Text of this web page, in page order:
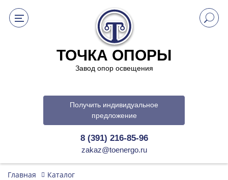
ТОЧКА ОПОРЫ
Завод опор освещения
Получить индивидуальное
предложение
8 (391) 216-85-96
zakaz@toenergo.ru
Главная
Каталог